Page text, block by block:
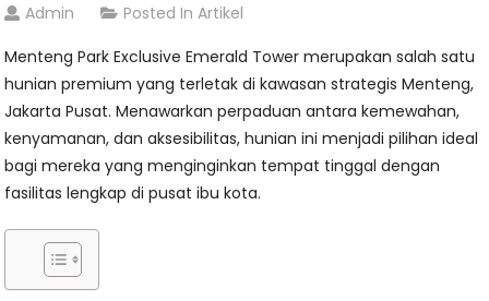
Admin Posted InArtikel
Menteng Park Exclusive Emerald Tower merupakan salah satu
hunian premium yang terletak di kawasan strategis Menteng,
Jakarta Pusat. Menawarkan perpaduan antara kemewahan,
kenyamanan, dan aksesibilitas, hunian ini menjadi pilihan ideal
bagi mereka yang menginginkan tempat tinggal dengan
fasilitas lengkap di pusat ibu kota.